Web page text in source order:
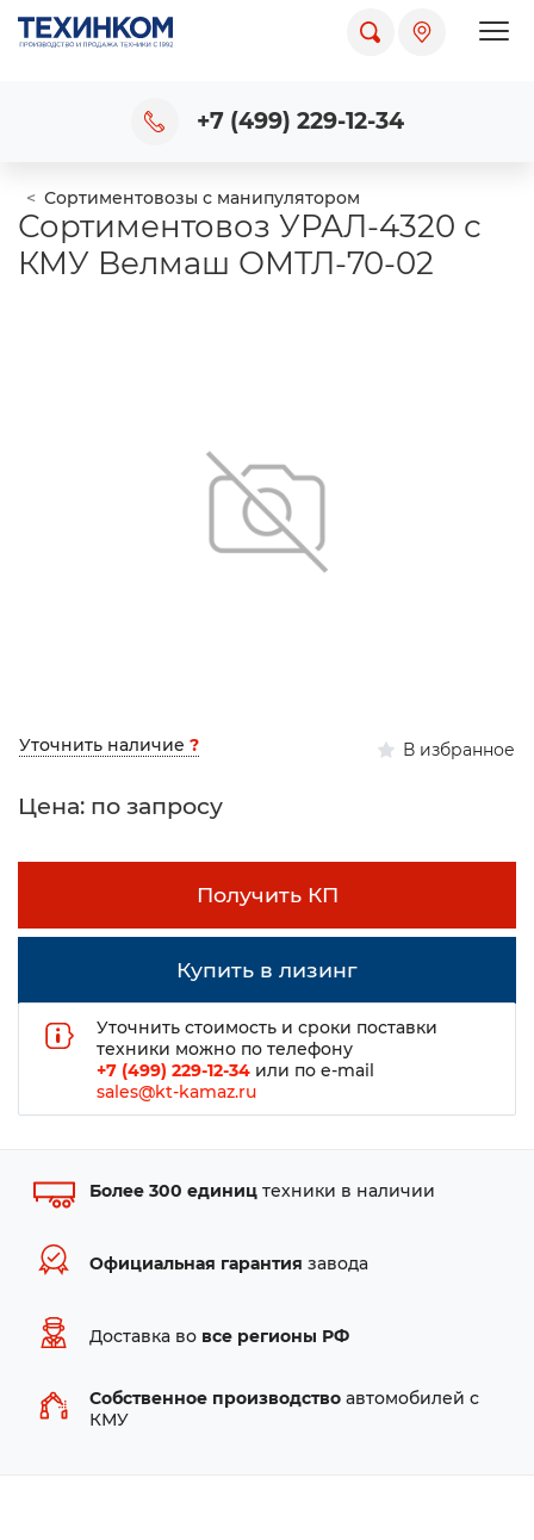
+7 (499) 229-12-34
Сортиментовозы с манипулятором
Сортиментовоз УРАЛ-4320 с
КМУ Велмаш ОМТЛ-70-02
Уточнить наличие ? В избранное
Цена: по запросу
Получить КП
Купить в лизинг
Уточнить стоимость и сроки поставки
техники можно по телефону
+7 (499) 229-12-34 или по e-mail
sales@kt-kamaz.ru
Более 300 единиц техники в наличии
Официальная гарантия завода
Доставка во все регионы РФ
Собственное производство автомобилей с
КМУ